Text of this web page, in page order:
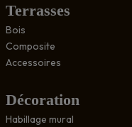
Terrasses
Bois
Composite
Accessoires
Décoration
Habillage mural